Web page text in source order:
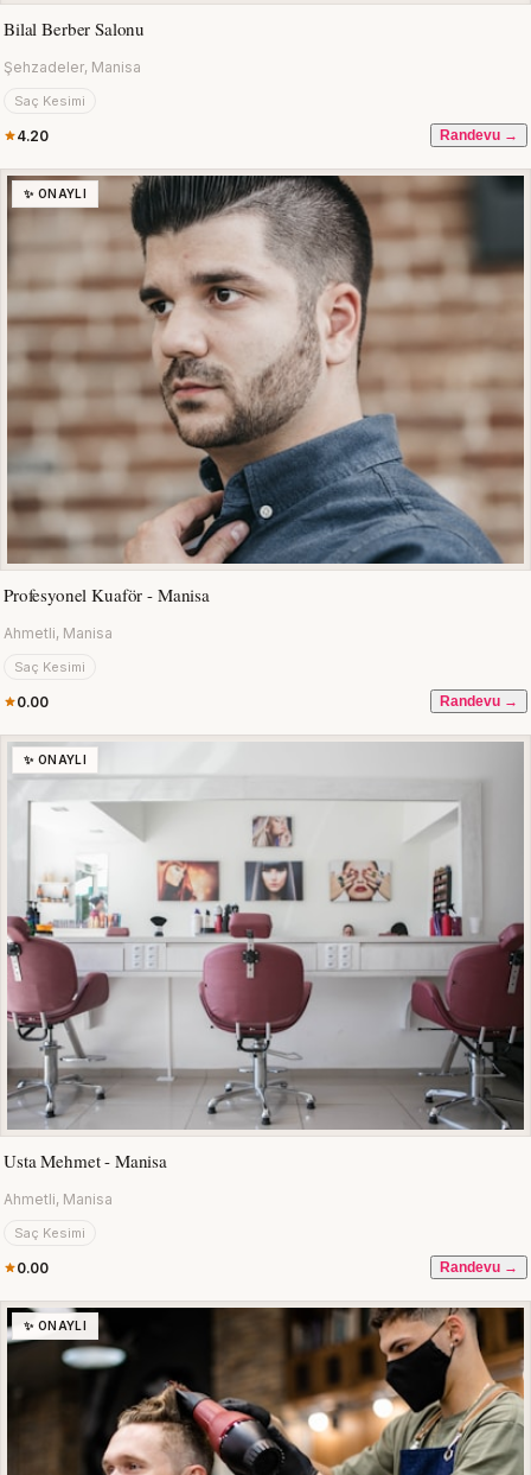
Bilal Berber Salonu
Şehzadeler, Manisa
Saç Kesimi
4.20 Randevu →
✨ ONAYLI
Profesyonel Kuaför - Manisa
Ahmetli, Manisa
Saç Kesimi
0.00 Randevu →
✨ ONAYLI
Usta Mehmet - Manisa
Ahmetli, Manisa
Saç Kesimi
0.00 Randevu →
✨ ONAYLI